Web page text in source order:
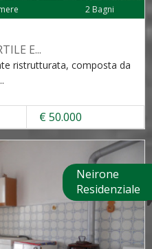
2 Bagni
E...
ristrutturata, composta da
€ 50.000
Neirone
Residenziale